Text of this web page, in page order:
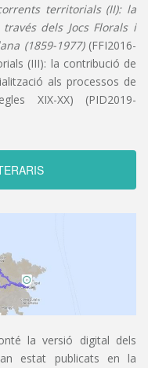
territorials (II): la
dels Jocs Florals i
(1859-1977)(FFI2016-
(III): la contribució de
als processos de
XIX-XX) (PID2019-
la versió digital dels
estat publicats en la